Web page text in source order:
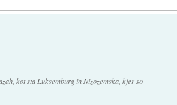
kot sta Luksemburg in Nizozemska, kjer so